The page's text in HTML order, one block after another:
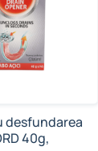
desfundarea
40g,